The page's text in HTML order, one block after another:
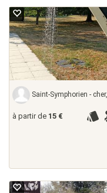
Saint-Symphorien - cher,
à partir de 15 €